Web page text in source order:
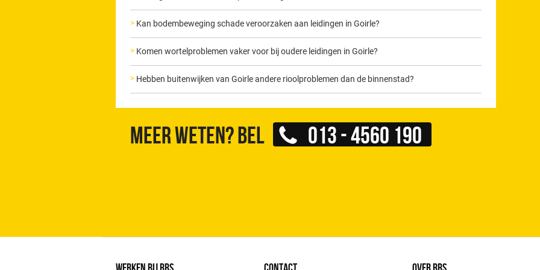
Kan bodembeweging schade veroorzaken aan leidingen in Goirle?
Komen wortelproblemen vaker voor bij oudere leidingen in Goirle?
Hebben buitenwijken van Goirle andere rioolproblemen dan de binnenstad?
Meer weten? Bel 013 - 4560 190
WERKEN BIJ RRS CONTACT OVER RRS